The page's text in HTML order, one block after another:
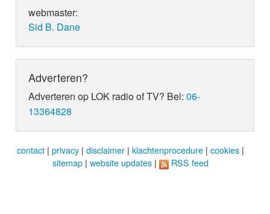
webmaster:
Sid B. Dane
Adverteren?
Adverteren op LOK radio of TV? Bel:06-
13364828
contact | privacy | disclaimer | klachtenprocedure | cookies |
sitemap | website updates | RSS feed